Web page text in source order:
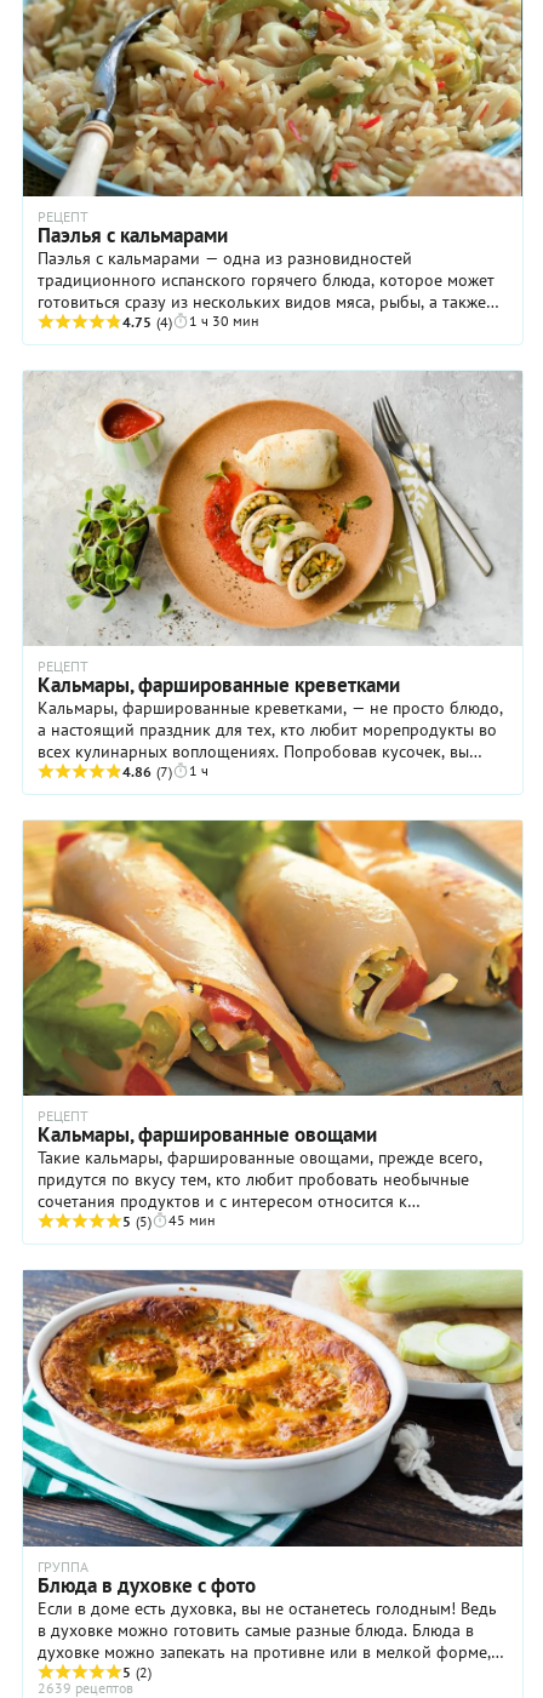
РЕЦЕПТ
Паэлья с кальмарами
Паэлья с кальмарами — одна из разновидностей
традиционного испанского горячего блюда, которое может
готовиться сразу из нескольких видов мяса, рыбы, а также
птицы и морепродуктов. Мы же решили ...
4.75 (4) 1 ч 30 мин
РЕЦЕПТ
Кальмары, фаршированные креветками
Кальмары, фаршированные креветками, — не просто блюдо,
а настоящий праздник для тех, кто любит морепродукты во
всех кулинарных воплощениях. Попробовав кусочек, вы
сразу вспомните отдых на каком-нибудь ...
4.86 (7) 1 ч
РЕЦЕПТ
Кальмары, фаршированные овощами
Такие кальмары, фаршированные овощами, прежде всего,
придутся по вкусу тем, кто любит пробовать необычные
сочетания продуктов и с интересом относится к
гастрономическим экспериментам. В этом рецепте ...
5 (5) 45 мин
ГРУППА
Блюда в духовке с фото
Если в доме есть духовка, вы не останетесь голодным! Ведь
в духовке можно готовить самые разные блюда. Блюда в
духовке можно запекать на противне или в мелкой форме,
на решётке, установленной над ...
5 (2)
2639 рецептов